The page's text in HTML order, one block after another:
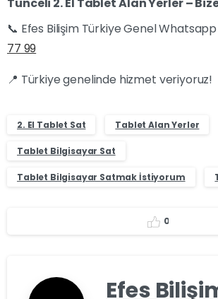
📞 Efes Bilişim Türkiye Genel Whatsapp
77 99
📍 Türkiye genelinde hizmet veriyoruz!
2. El Tablet Sat Tablet Alan Yerler
Tablet Bilgisayar Sat
Tablet Bilgisayar Satmak İstiyorum
0
Efes